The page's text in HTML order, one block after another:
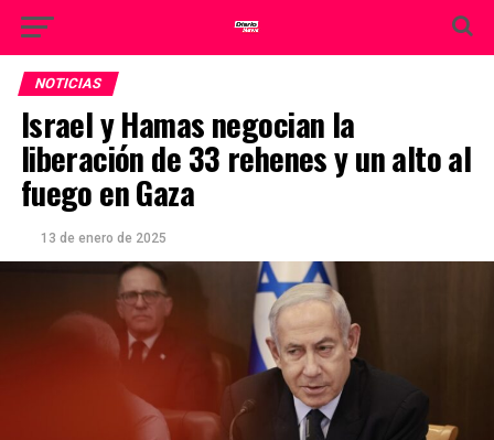
NOTICIAS
Israel y Hamas negocian la
liberación de 33 rehenes y un alto al
fuego en Gaza
13 de enero de 2025